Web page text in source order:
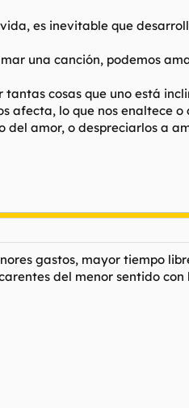
es inevitable que
una canción, podemos
cosas que uno está
afecta, lo que nos enaltece
del amor, o despreciarlos a
gastos, mayor tiempo
del menor sentido con